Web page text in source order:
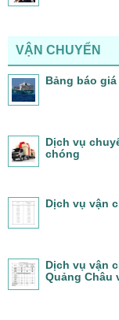
VẬN CHUYỂN
Bảng báo
Dịch vụ
chóng
Dịch vụ vận
Dịch vụ vận
Quảng Châu